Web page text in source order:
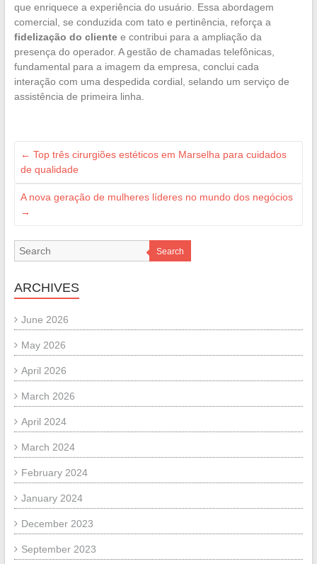
que enriquece a experiência do usuário. Essa abordagem
comercial, se conduzida com tato e pertinência, reforça a
fidelização do clientee contribui para a ampliação da
presença do operador. A gestão de chamadas telefônicas,
fundamental para a imagem da empresa, conclui cada
interação com uma despedida cordial, selando um serviço de
assistência de primeira linha.
← Top três cirurgiões estéticos em Marselha para cuidados
de qualidade
A nova geração de mulheres líderes no mundo dos negócios
→
Search
ARCHIVES
June 2026
May 2026
April 2026
March 2026
April 2024
March 2024
February 2024
January 2024
December 2023
September 2023